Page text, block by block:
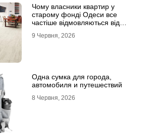
Чому власники квартир у
старому фонді Одеси все
частіше відмовляються від
9 Червня, 2026
Одна сумка для города,
автомобиля и путешествий
8 Червня, 2026